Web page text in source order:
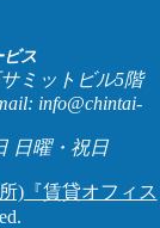
ビス
ミットビル5階
info@chintai-
日曜・祝日
)『賃貸オフィス